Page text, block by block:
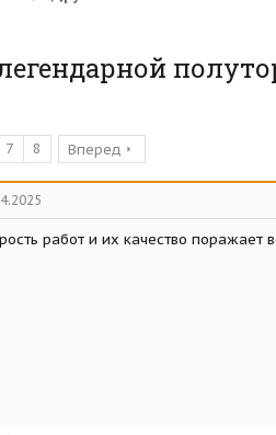
7 8 Вперед
работ и их качество